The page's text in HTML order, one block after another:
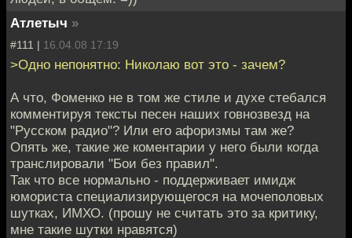
Атлетыч »
#111 | 16.04.08 17:19
>Одно непонятно: Николаю вот это - зачем?
А что, Фоменко не в том же стиле и духе стебался
комментируя тексты песен наших говнозвезд на
"Русском радио"? Или его афоризмы там же?
Опять же, такие же коментарии у него были когда
транслировали "Бои без правил".
Так что все нормально - поддерживает имидж
юмориста специализирующегося на мочеполовых
шутках, ИМХО. (прошу не считать это за критику,
мне такие шутки нравятся)